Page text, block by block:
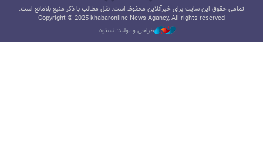
تمامی حقوق این سایت برای خبرآنلاین محفوظ است. نقل مطالب با ذکر منبع بلامانع است.
Copyright © 2025 khabaronline News Agancy, All rights reserved
طراحی و تولید: نستوه